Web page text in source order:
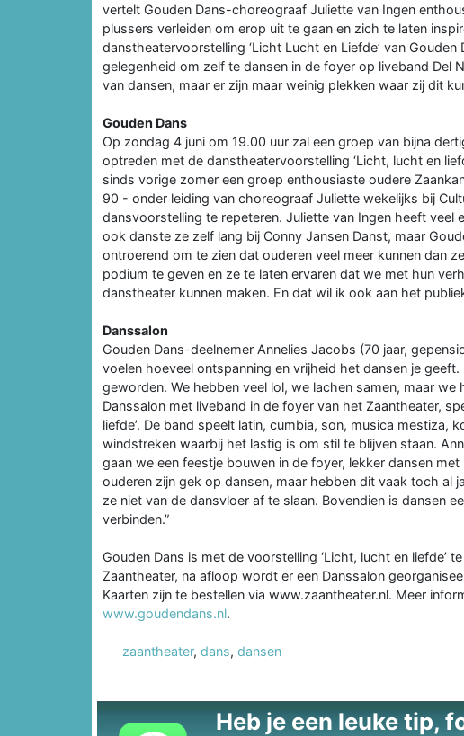
vertelt Gouden Dans-choreograaf Juliette van Ingen
plussers verleiden om erop uit te gaan en zich te laten
danstheatervoorstelling ‘Licht Lucht en Liefde’ van
gelegenheid om zelf te dansen in de foyer op liveband Del
van dansen, maar er zijn maar weinig plekken waar zij dit
Gouden Dans
Op zondag 4 juni om 19.00 uur zal een groep van bijna
optreden met de danstheatervoorstelling ‘Licht, lucht en
sinds vorige zomer een groep enthousiaste oudere
90 - onder leiding van choreograaf Juliette wekelijks bij
dansvoorstelling te repeteren. Juliette van Ingen heeft veel
ook danste ze zelf lang bij Conny Jansen Danst, maar
ontroerend om te zien dat ouderen veel meer kunnen dan
podium te geven en ze te laten ervaren dat we met hun
danstheater kunnen maken. En dat wil ik ook aan het
Danssalon
Gouden Dans-deelnemer Annelies Jacobs (70 jaar,
voelen hoeveel ontspanning en vrijheid het dansen je
geworden. We hebben veel lol, we lachen samen, maar
Danssalon met liveband in de foyer van het Zaantheater,
liefde’. De band speelt latin, cumbia, son, musica mestiza,
windstreken waarbij het lastig is om stil te blijven staan.
gaan we een feestje bouwen in de foyer, lekker dansen
ouderen zijn gek op dansen, maar hebben dit vaak toch al
ze niet van de dansvloer af te slaan. Bovendien is dansen
verbinden.”
Gouden Dans is met de voorstelling ‘Licht, lucht en liefde’
Zaantheater, na afloop wordt er een Danssalon
Kaarten zijn te bestellen via www.zaantheater.nl. Meer
www.goudendans.nl.
zaantheater, dans, dansen
Heb je een leuke tip,